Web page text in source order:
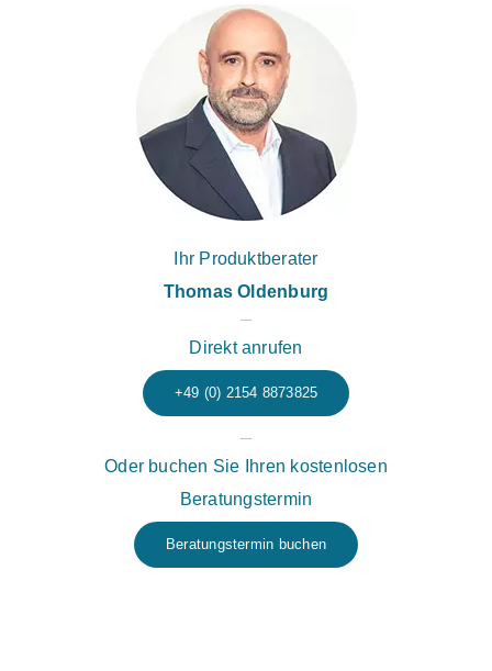
Ihr Produktberater
Thomas Oldenburg
Direkt anrufen
+49 (0) 2154 8873825
Oder buchen Sie Ihren kostenlosen
Beratungstermin
Beratungstermin buchen